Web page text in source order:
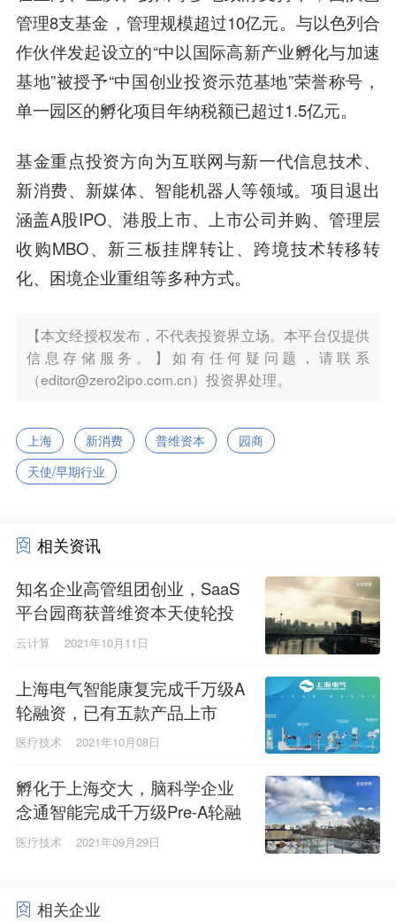
管理8支基金，管理规模超过10亿元。与以色列合
作伙伴发起设立的“中以国际高新产业孵化与加速
基地”被授予“中国创业投资示范基地”荣誉称号，
单一园区的孵化项目年纳税额已超过1.5亿元。
基金重点投资方向为互联网与新一代信息技术、
新消费、新媒体、智能机器人等领域。项目退出
涵盖A股IPO、港股上市、上市公司并购、管理层
收购MBO、新三板挂牌转让、跨境技术转移转
化、困境企业重组等多种方式。
【本文经授权发布，不代表投资界立场。本平台仅提供
信息存储服务。】如有任何疑问题，请联系
（editor@zero2ipo.com.cn）投资界处理。
上海 新消费 普维资本
园商
天使/早期行业
相关资讯
知名企业高管组团创业，SaaS
平台园商获普维资本天使轮投
资
云计算 2021年10月11日
上海电气智能康复完成千万级A
轮融资，已有五款产品上市
医疗技术 2021年10月08日
孵化于上海交大，脑科学企业
念通智能完成千万级Pre-A轮融
资
医疗技术 2021年09月29日
相关企业